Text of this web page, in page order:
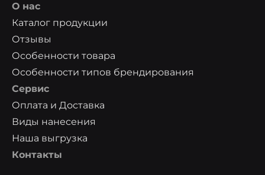
О нас
Каталог продукции
Отзывы
Особенности товара
Особенности типов брендирования
Сервис
Оплата и Доставка
Виды нанесения
Наша выгрузка
Контакты